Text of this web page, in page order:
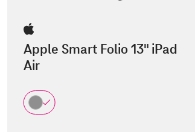
Apple Smart Folio 13" iPad
Air